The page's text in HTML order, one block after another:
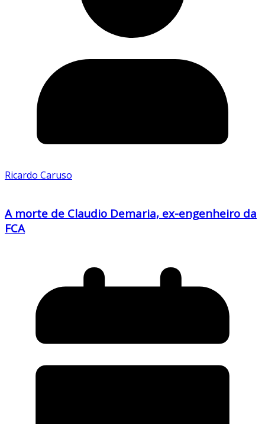
Ricardo Caruso
A morte de Claudio Demaria, ex-engenheiro da
FCA